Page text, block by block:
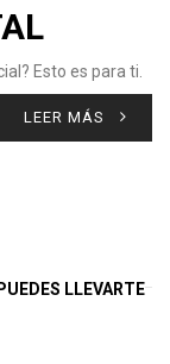
Esto es para ti.
LEER MÁS
LLEVARTE